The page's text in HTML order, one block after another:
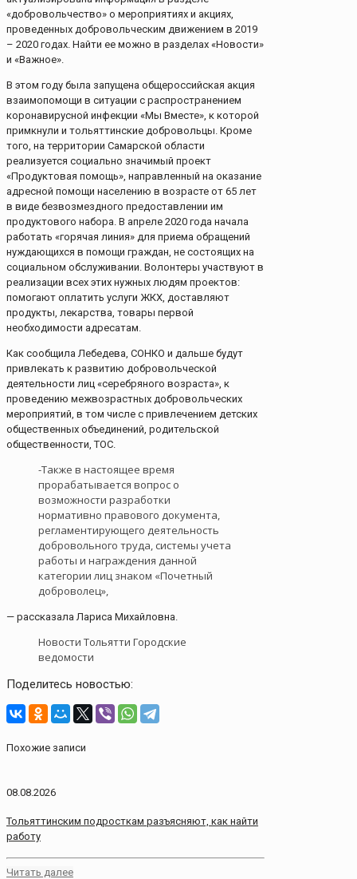
«добровольчество» о мероприятиях и акциях,
проведенных добровольческим движением в 2019
– 2020 годах. Найти ее можно в разделах «Новости»
и «Важное».
В этом году была запущена общероссийская акция
взаимопомощи в ситуации с распространением
коронавирусной инфекции «Мы Вместе», к которой
примкнули и тольяттинские добровольцы. Кроме
того, на территории Самарской области
реализуется социально значимый проект
«Продуктовая помощь», направленный на оказание
адресной помощи населению в возрасте от 65 лет
в виде безвозмездного предоставлении им
продуктового набора. В апреле 2020 года начала
работать «горячая линия» для приема обращений
нуждающихся в помощи граждан, не состоящих на
социальном обслуживании. Волонтеры участвуют в
реализации всех этих нужных людям проектов:
помогают оплатить услуги ЖКХ, доставляют
продукты, лекарства, товары первой
необходимости адресатам.
Как сообщила Лебедева, СОНКО и дальше будут
привлекать к развитию добровольческой
деятельности лиц «серебряного возраста», к
проведению межвозрастных добровольческих
мероприятий, в том числе с привлечением детских
общественных объединений, родительской
общественности, ТОС.
-Также в настоящее время
прорабатывается вопрос о
возможности разработки
нормативно правового документа,
регламентирующего деятельность
добровольного труда, системы учета
работы и награждения данной
категории лиц знаком «Почетный
доброволец»,
— рассказала Лариса Михайловна.
Новости Тольятти Городские
ведомости
Поделитесь новостью:
Похожие записи
08.08.2026
Тольяттинским подросткам разъясняют, как найти
работу
Читать далее